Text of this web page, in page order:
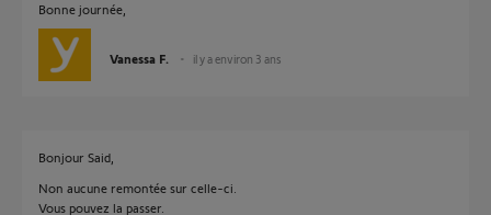
Bonne journée,
Vanessa F. il y a environ 3 ans
Bonjour Said,
Non aucune remontée sur celle-ci.
Vous pouvez la passer.